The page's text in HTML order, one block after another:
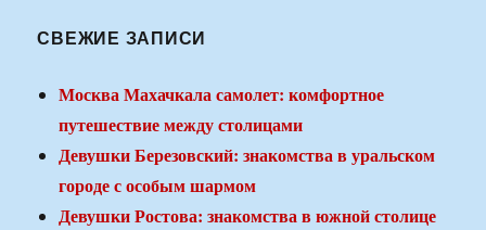
СВЕЖИЕ ЗАПИСИ
Москва Махачкала самолет: комфортное
путешествие между столицами
Девушки Березовский: знакомства в уральском
городе с особым шармом
Девушки Ростова: знакомства в южной столице